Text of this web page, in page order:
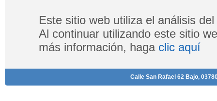
Este sitio web utiliza el análisis
Al continuar utilizando este sitio
más información, haga clic aquí
Calle San Rafael 62 Bajo,